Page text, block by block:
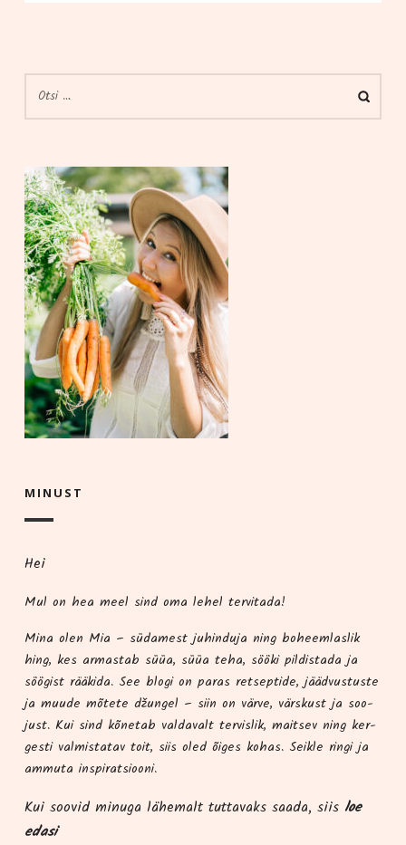
MINUST
Hei
Mul on hea meel sind oma lehel tervitada!
Mina olen Mia – süda­me­st juhindu­ja ning boheem­las­lik
hing, kes armas­tab süüa, süüa teha, söö­ki pil­dis­ta­da ja
söö­gist rää­ki­da. See blo­gi on paras ret­sep­ti­de, jääd­vus­tus­te
ja muu­de mõte­te džun­gel – siin on vär­ve, värs­kust ja soo­
just. Kui sind kõne­tab val­da­valt ter­vis­lik, mait­sev ning ker­
ges­ti val­mis­ta­tav toit, siis oled õiges kohas. Seik­le rin­gi ja
ammu­ta inspiratsiooni.
Kui soo­vid minu­ga lähe­malt tut­ta­vaks saa­da, siis loe
edasi